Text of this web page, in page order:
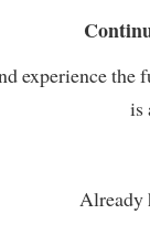
experience
is
Already